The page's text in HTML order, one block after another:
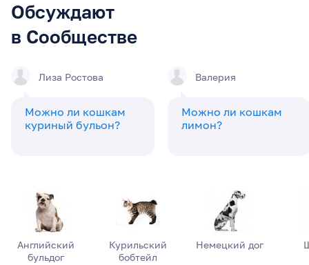
Обсуждают
в Сообществе
Лиза Ростова
Можно ли кошкам
куриный бульон?
Валерия
Можно ли кошкам
лимон?
Английский
бульдог
Курильский
бобтейл
Немецкий дог